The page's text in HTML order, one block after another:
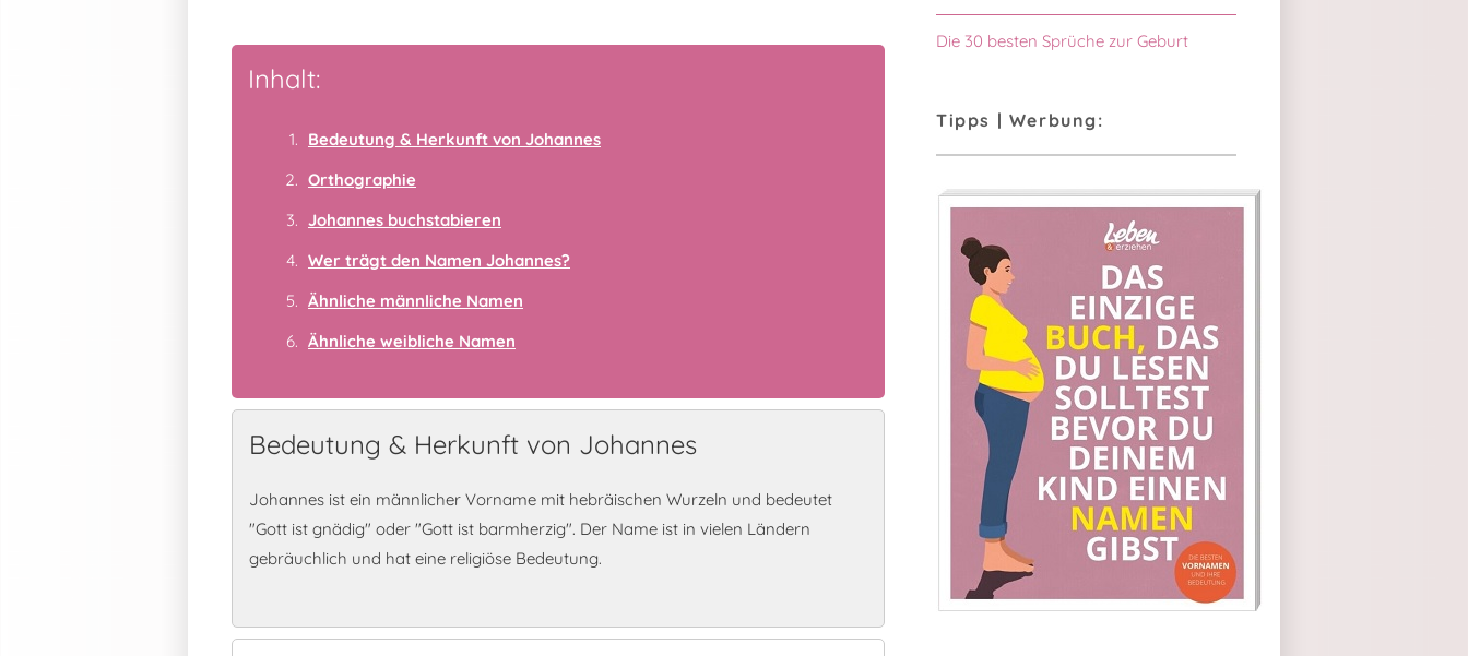
Inhalt:
Bedeutung & Herkunft von Johannes
Orthographie
Johannes buchstabieren
Wer trägt den Namen Johannes?
Ähnliche männliche Namen
Ähnliche weibliche Namen
Bedeutung & Herkunft von Johannes
Johannes ist ein männlicher Vorname mit hebräischen Wurzeln und bedeutet
"Gott ist gnädig" oder "Gott ist barmherzig". Der Name ist in vielen Ländern
gebräuchlich und hat eine religiöse Bedeutung.
Die 30 besten Sprüche zur Geburt
Tipps | Werbung: